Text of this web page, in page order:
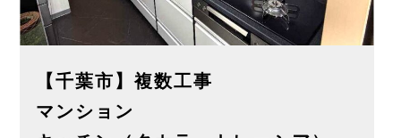
【千葉市】複数工事
マンション